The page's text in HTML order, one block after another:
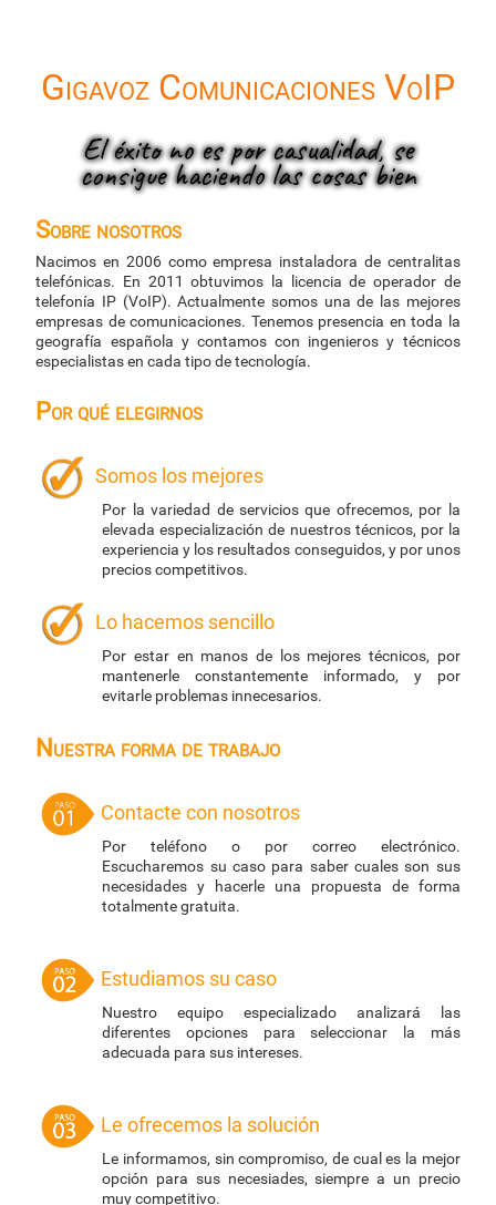
Gigavoz Comunicaciones VoIP
El éxito no es por casualidad, se
consigue haciendo las cosas bien
Sobre nosotros
Nacimos en 2006 como empresa instaladora de centralitas
telefónicas. En 2011 obtuvimos la licencia de operador de
telefonía IP (VoIP). Actualmente somos una de las mejores
empresas de comunicaciones. Tenemos presencia en toda la
geografía española y contamos con ingenieros y técnicos
especialistas en cada tipo de tecnología.
Por qué elegirnos
Somos los mejores
Por la variedad de servicios que ofrecemos, por la
elevada especialización de nuestros técnicos, por la
experiencia y los resultados conseguidos, y por unos
precios competitivos.
Lo hacemos sencillo
Por estar en manos de los mejores técnicos, por
mantenerle constantemente informado, y por
evitarle problemas innecesarios.
Nuestra forma de trabajo
Contacte con nosotros
Por teléfono o por correo electrónico.
Escucharemos su caso para saber cuales son sus
necesidades y hacerle una propuesta de forma
totalmente gratuita.
Estudiamos su caso
Nuestro equipo especializado analizará las
diferentes opciones para seleccionar la más
adecuada para sus intereses.
Le ofrecemos la solución
Le informamos, sin compromiso, de cual es la mejor
opción para sus necesiades, siempre a un precio
muy competitivo.